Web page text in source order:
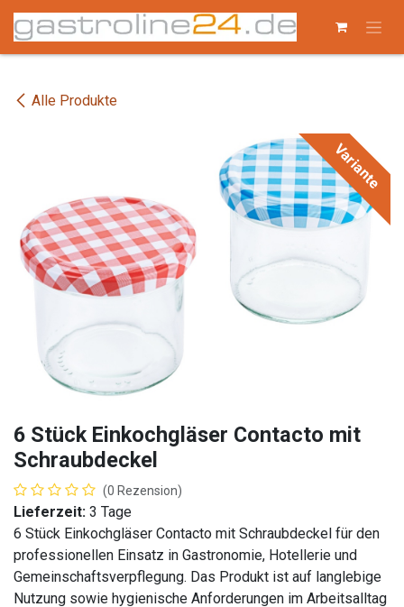
Zum Inhalt springen
Alle Produkte
Variante
6 Stück Einkochgläser Contacto mit
Schraubdeckel
(0 Rezension)
Lieferzeit: 3 Tage
6 Stück Einkochgläser Contacto mit Schraubdeckel für den
professionellen Einsatz in Gastronomie, Hotellerie und
Gemeinschaftsverpflegung. Das Produkt ist auf langlebige
Nutzung sowie hygienische Anforderungen im Arbeitsalltag